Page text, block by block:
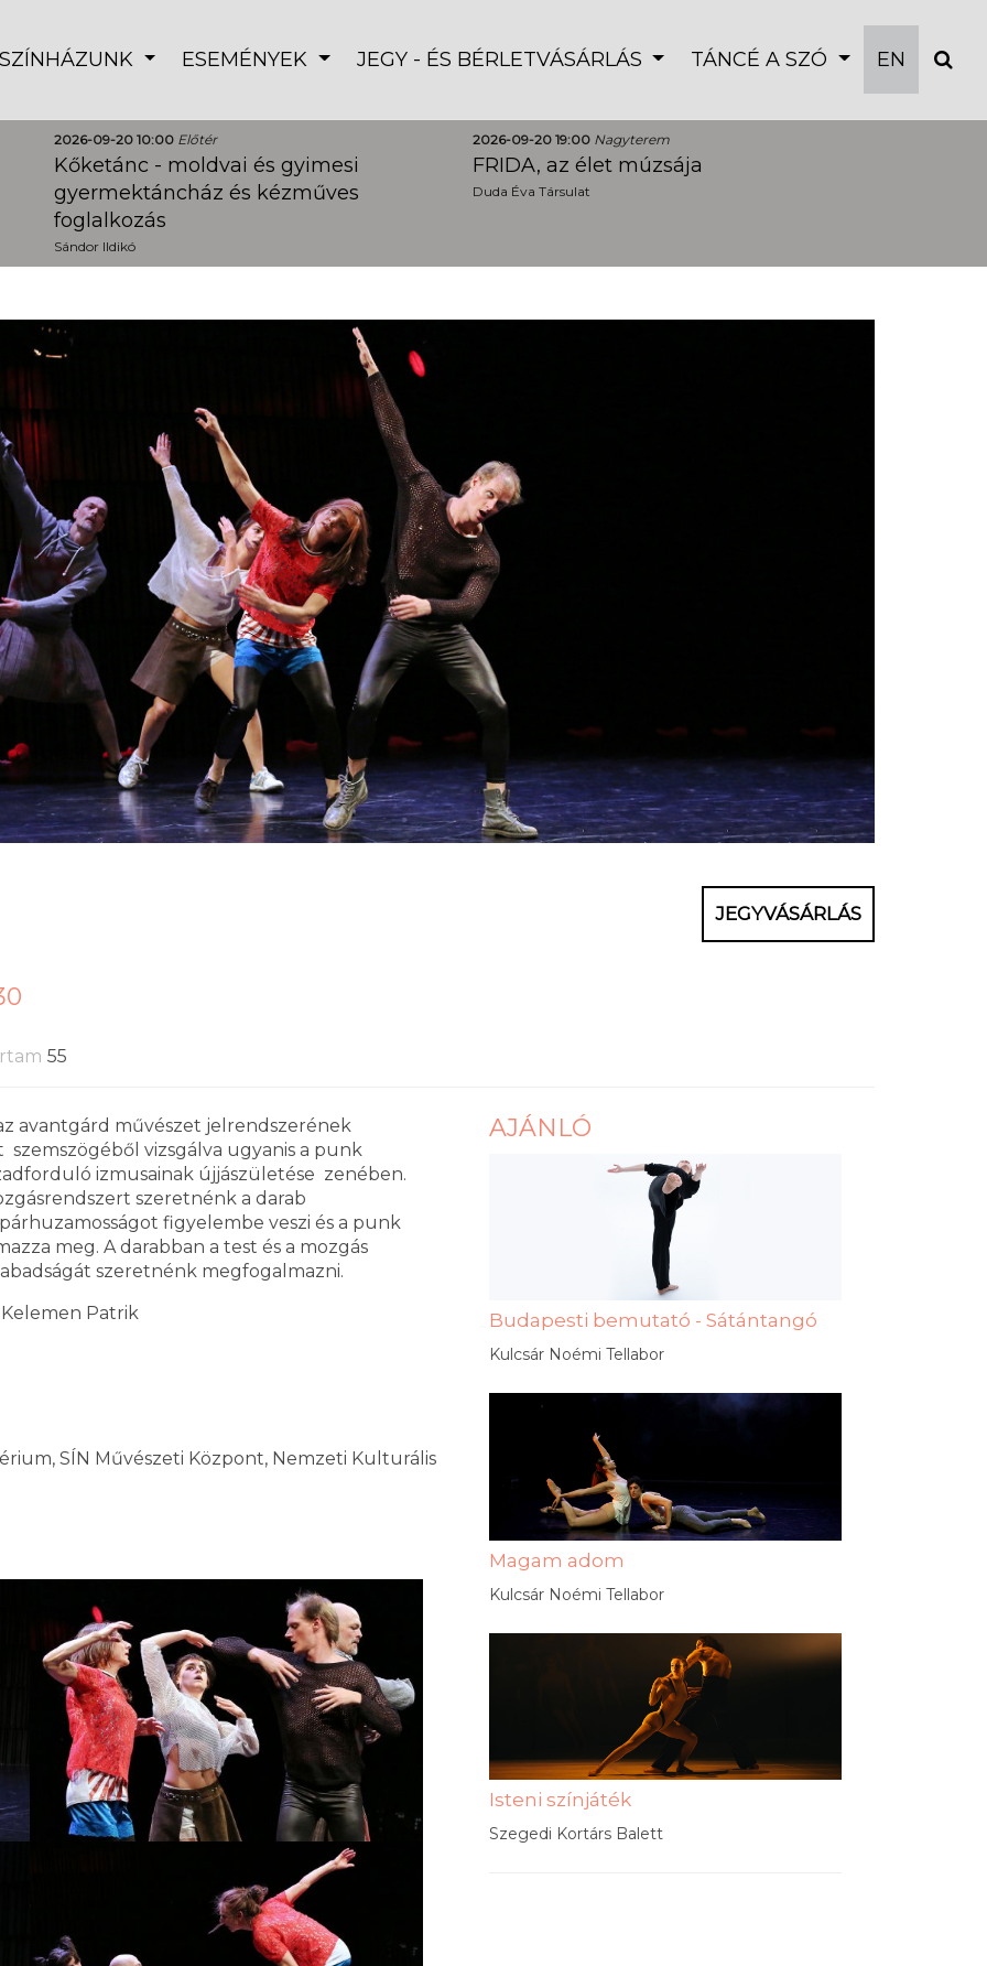
SZÍNHÁZUNK ESEMÉNYEK JEGY - ÉS BÉRLETVÁSÁRLÁS TÁNCÉ A SZÓ EN
2026-09-20 10:00 Előtér
Kőketánc - moldvai és gyimesi
gyermektáncház és kézműves
foglalkozás
Sándor Ildikó
2026-09-20 19:00 Nagyterem
FRIDA, az élet múzsája
Duda Éva Társulat
JEGYVÁSÁRLÁS
55
avantgárd művészet jelrendszerének
vizsgálva ugyanis a punk
izmusainak újjászületése zenében.
szeretnénk a darab
figyelembe veszi és a punk
meg. A darabban a test és a mozgás
szeretnénk megfogalmazni.
Kelemen Patrik
SÍN Művészeti Központ, Nemzeti Kulturális
AJÁNLÓ
Budapesti bemutató - Sátántangó
Kulcsár Noémi Tellabor
Magam adom
Kulcsár Noémi Tellabor
Isteni színjáték
Szegedi Kortárs Balett